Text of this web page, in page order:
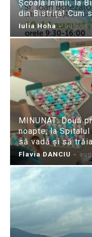
Școala Inimii, la
din Bistrița! Cum
Iulia Hoha - august
MINUNAT: Două
noapte, la
să vadă și să
Flavia DANCIU -